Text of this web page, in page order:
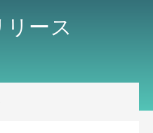
ース